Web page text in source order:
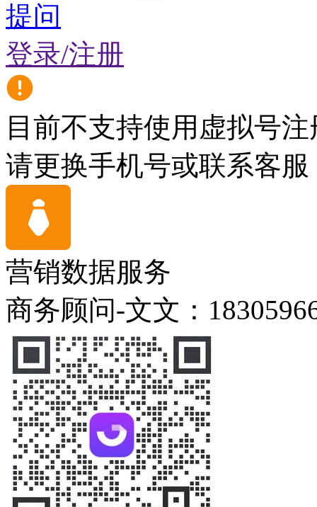
提问
登录/注册
目前不支持使用虚拟号注
请更换手机号或联系客服
营销数据服务
商务顾问-文文：